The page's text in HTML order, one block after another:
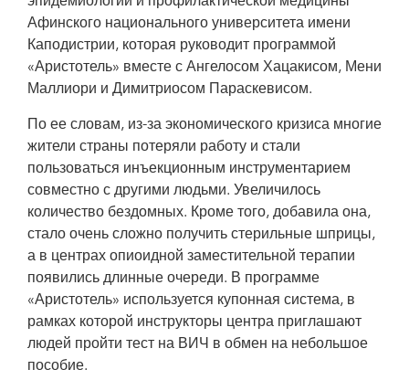
Афинского национального университета имени
Каподистрии, которая руководит программой
«Аристотель» вместе с Ангелосом Хацакисом, Мени
Маллиори и Димитриосом Параскевисом.
По ее словам, из-за экономического кризиса многие
жители страны потеряли работу и стали
пользоваться инъекционным инструментарием
совместно с другими людьми. Увеличилось
количество бездомных. Кроме того, добавила она,
стало очень сложно получить стерильные шприцы,
а в центрах опиоидной заместительной терапии
появились длинные очереди. В программе
«Аристотель» используется купонная система, в
рамках которой инструкторы центра приглашают
людей пройти тест на ВИЧ в обмен на небольшое
пособие.